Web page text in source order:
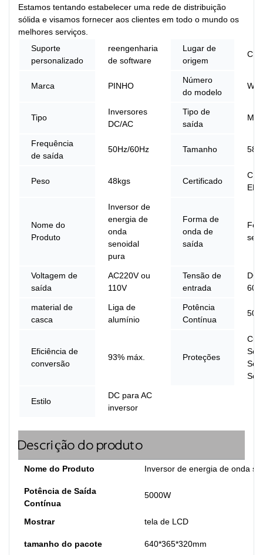
Estamos tentando estabelecer uma rede de distribuição
sólida e visamos fornecer aos clientes em todo o mundo os
melhores serviços.
Suporte
personalizado
reengenharia
de software
Lugar de
origem
Marca PINHO
Número
do modelo
Tipo
Inversores
DC/AC
Tipo de
saída
Frequência
de saída
50Hz/60Hz Tamanho
Peso 48kgs Certificado
CE,
Nome do
Produto
Inversor de
energia de
onda
senoidal
pura
Forma de
onda de
saída
Voltagem de
saída
AC220V ou
110V
Tensão de
entrada
DC
material de
casca
Liga de
alumínio
Potência
Contínua
Eficiência de
conversão
93% máx. Proteções
Estilo
DC para AC
inversor
Descrição do produto
Nome do Produto Inversor de energia de onda
Potência de Saída
Contínua
5000W
Mostrar tela de LCD
tamanho do pacote 640*365*320mm